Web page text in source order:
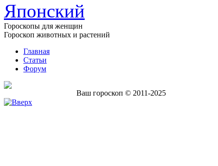
Японский
Гороскопы для женщин
Гороскоп животных и растений
Главная
Статьи
Форум
Ваш гороскоп © 2011-2025